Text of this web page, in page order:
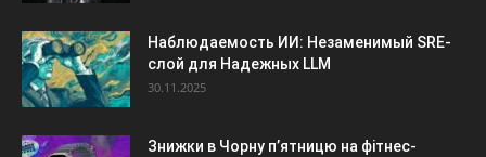
Наблюдаемость ИИ: Незаменимый SRE-
слой для Надежных LLM
30.11.2025
Знижки в Чорну п’ятницю на фітнес-